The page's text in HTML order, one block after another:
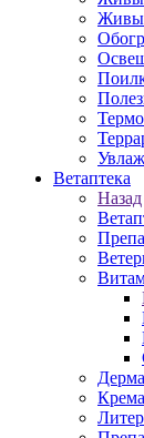
Ветаптека
Назад